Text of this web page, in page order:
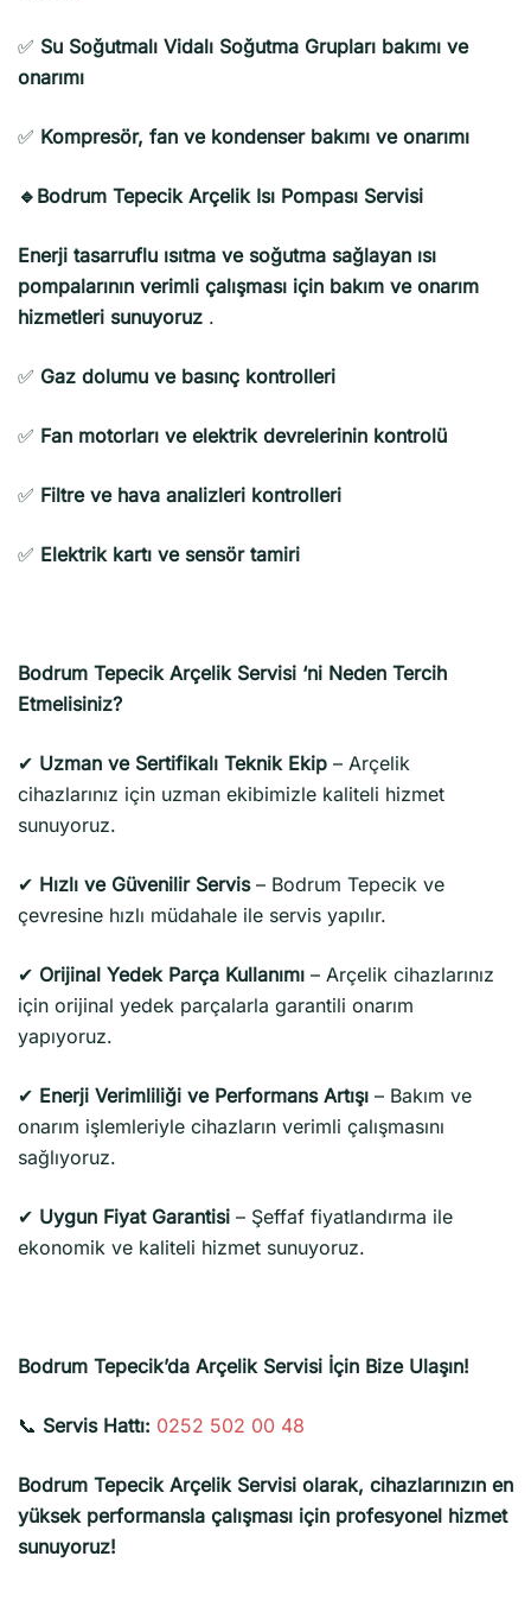
✅ Su Soğutmalı Vidalı Soğutma Grupları bakımı ve
onarımı
✅ Kompresör, fan ve kondenser bakımı ve onarımı
🔹Bodrum Tepecik Arçelik Isı Pompası Servisi
Enerji tasarruflu ısıtma ve soğutma sağlayan ısı
pompalarının verimli çalışması için bakım ve onarım
hizmetleri sunuyoruz .
✅ Gaz dolumu ve basınç kontrolleri
✅ Fan motorları ve elektrik devrelerinin kontrolü
✅ Filtre ve hava analizleri kontrolleri
✅ Elektrik kartı ve sensör tamiri
Bodrum Tepecik Arçelik Servisi ‘ni Neden Tercih
Etmelisiniz?
✔ Uzman ve Sertifikalı Teknik Ekip – Arçelik
cihazlarınız için uzman ekibimizle kaliteli hizmet
sunuyoruz.
✔ Hızlı ve Güvenilir Servis– Bodrum Tepecik ve
çevresine hızlı müdahale ile servis yapılır.
✔ Orijinal Yedek Parça Kullanımı – Arçelik cihazlarınız
için orijinal yedek parçalarla garantili onarım
yapıyoruz.
✔ Enerji Verimliliği ve Performans Artışı – Bakım ve
onarım işlemleriyle cihazların verimli çalışmasını
sağlıyoruz.
✔ Uygun Fiyat Garantisi – Şeffaf fiyatlandırma ile
ekonomik ve kaliteli hizmet sunuyoruz.
Bodrum Tepecik’da Arçelik Servisi İçin Bize Ulaşın!
📞 Servis Hattı: 0252 502 00 48
Bodrum Tepecik Arçelik Servisi olarak, cihazlarınızın en
yüksek performansla çalışması için profesyonel hizmet
sunuyoruz!